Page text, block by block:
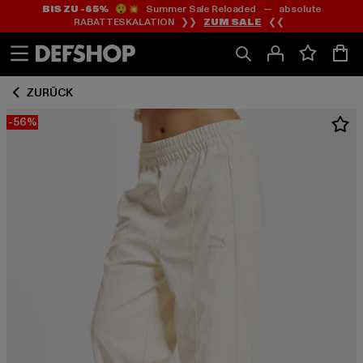
Zum
Inhalt
springen
Zum
Fußzeile
springen
BIS ZU -65%😲💥 Summer Sale Reloaded — absolute
RABATTESKALATION ❯❯ ZUM SALE ❮❮
ZURÜCK
-56%